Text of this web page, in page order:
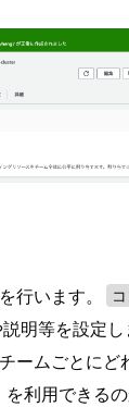
行います。
明等を設定
ームごとにど
利用できる